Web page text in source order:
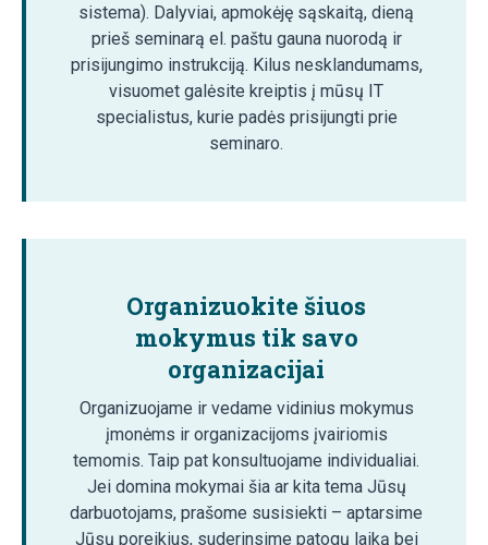
sistema). Dalyviai, apmokėję sąskaitą, dieną
prieš seminarą el. paštu gauna nuorodą ir
prisijungimo instrukciją. Kilus nesklandumams,
visuomet galėsite kreiptis į mūsų IT
specialistus, kurie padės prisijungti prie
seminaro.
Organizuokite šiuos
mokymus tik savo
organizacijai
Organizuojame ir vedame vidinius mokymus
įmonėms ir organizacijoms įvairiomis
temomis. Taip pat konsultuojame individualiai.
Jei domina mokymai šia ar kita tema Jūsų
darbuotojams, prašome susisiekti – aptarsime
Jūsų poreikius, suderinsime patogų laiką bei